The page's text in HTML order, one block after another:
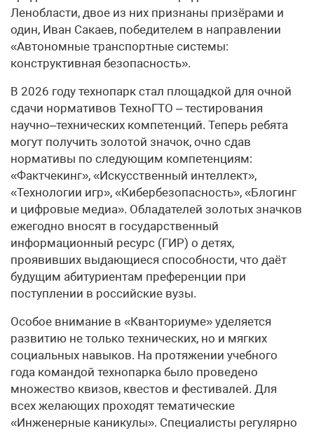
Ленобласти, двое из них признаны призёрами и
один, Иван Сакаев, победителем в направлении
«Автономные транспортные системы:
конструктивная безопасность».
В 2026 году технопарк стал площадкой для очной
сдачи нормативов ТехноГТО – тестирования
научно–технических компетенций. Теперь ребята
могут получить золотой значок, очно сдав
нормативы по следующим компетенциям:
«Фактчекинг», «Искусственный интеллект»,
«Технологии игр», «Кибербезопасность», «Блогинг
и цифровые медиа». Обладателей золотых значков
ежегодно вносят в государственный
информационный ресурс (ГИР) о детях,
проявивших выдающиеся способности, что даёт
будущим абитуриентам преференции при
поступлении в российские вузы.
Особое внимание в «Кванториуме» уделяется
развитию не только технических, но и мягких
социальных навыков. На протяжении учебного
года командой технопарка было проведено
множество квизов, квестов и фестивалей. Для
всех желающих проходят тематические
«Инженерные каникулы». Специалисты регулярно